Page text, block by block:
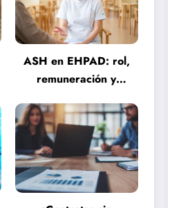
ASH en EHPAD: rol,
remuneración y
completa sobre las
misiones del personal
de servicio hospitalario